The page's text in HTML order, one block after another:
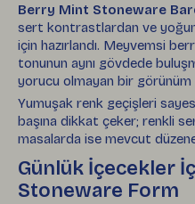
Berry Mint Stoneware
sert kontrastlardan ve
için hazırlandı. Meyvemsi
tonunun aynı gövdede
yorucu olmayan bir görünüm
Yumuşak renk geçişleri
başına dikkat çeker; renkli
masalarda ise mevcut
Günlük İçecekler
Stoneware Form